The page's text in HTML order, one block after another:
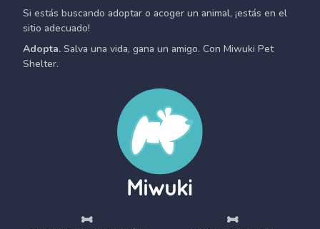
Si estás buscando adoptar o acoger un animal, ¡estás en el
sitio adecuado!
Adopta. Salva una vida, gana un amigo. Con Miwuki Pet
Shelter.